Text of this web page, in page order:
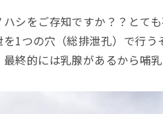
シをご存知ですか？？とて
1つの穴（総排泄孔）で行う
終的には乳腺があるから哺乳